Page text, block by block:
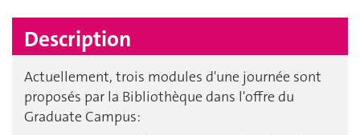
Description
Actuellement, trois modules d'une journée sont
proposés par la Bibliothèque dans l'offre du
Graduate Campus: